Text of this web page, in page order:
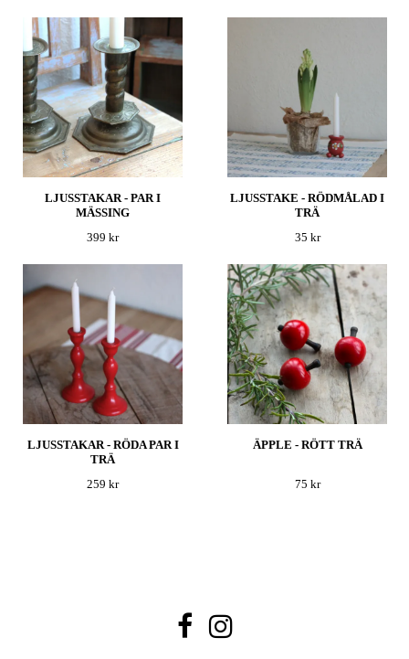
LJUSSTAKAR - PAR I
MÄSSING
399 kr
LJUSSTAKE - RÖDMÅLAD I
TRÄ
35 kr
LJUSSTAKAR - RÖDA PAR I
TRÄ
259 kr
ÄPPLE - RÖTT TRÄ
75 kr